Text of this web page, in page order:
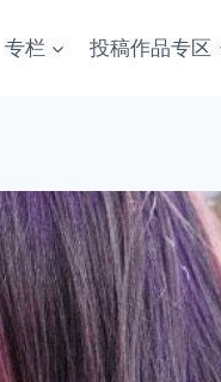
专栏 投稿作品专区